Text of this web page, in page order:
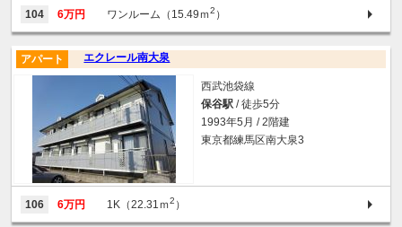
104 6万円 ワンルーム（15.49ｍ2 ）
エクレール南大泉
アパート
西武池袋線
保谷駅 / 徒歩5分
1993年5月 / 2階建
東京都練馬区南大泉3
106 6万円 1K（22.31ｍ2 ）